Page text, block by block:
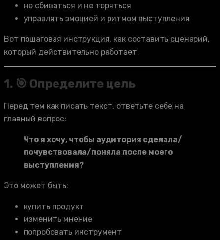
не сбиваться и не теряться
управлять эмоцией и ритмом выступления
Вот пошаговая инструкция, как составить сценарий,
который действительно работает.
1. 🎯 Определите цель
Перед тем как писать текст, ответьте себе на
главный вопрос:
Что я хочу, чтобы аудитория сделала/
почувствовала/поняла после моего
выступления?
Это может быть:
купить продукт
изменить мнение
попробовать инструмент